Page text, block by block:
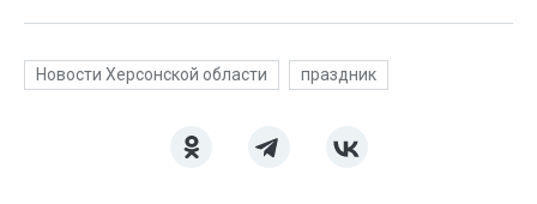
Новости Херсонской области праздник